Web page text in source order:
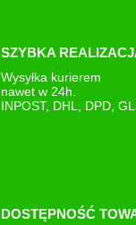
SZYBKA
Wysyłka kurierem
nawet w 24h.
INPOST, DHL, DPD,
DOSTĘPNOŚĆ